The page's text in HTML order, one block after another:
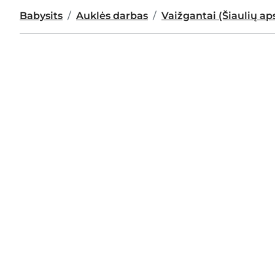
Babysits Auklės darbas Vaižgantai (Šiaulių